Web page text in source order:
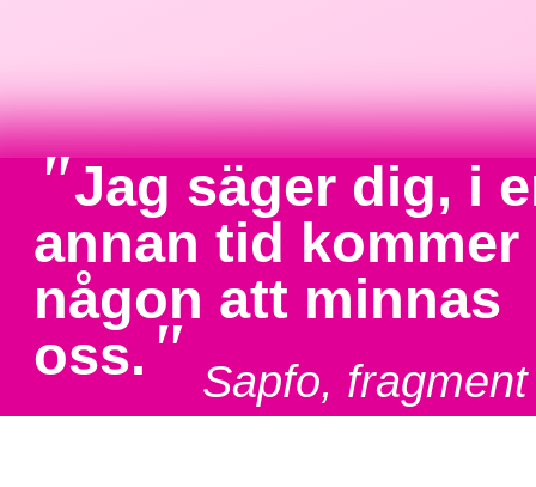
"Jag säger dig, i
annan tid kommer
någon att minnas
oss. " Sapfo,